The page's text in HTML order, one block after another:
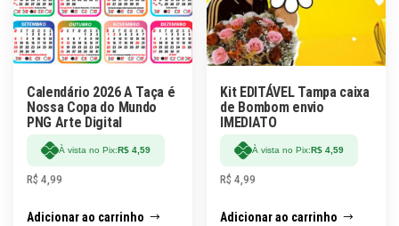
Calendário 2026 A Taça é
Nossa Copa do Mundo
PNG Arte Digital
À vista no Pix:R$ 4,59
R$ 4,99
Adicionar ao carrinho
Kit EDITÁVEL Tampa caixa
de Bombom envio
IMEDIATO
À vista no Pix:R$ 4,59
R$ 4,99
Adicionar ao carrinho